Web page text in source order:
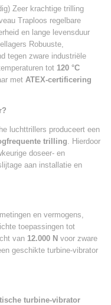
Zeer krachtige trilling
Traploos regelbare
en lange levensduur
Robuuste,
tegen zware industriële
tot 120 °C
met ATEX-certificering
luchttrillers produceert een
trilling. Hierdoor
doseer- en
aan installatie en
en vermogens,
toepassingen tot
van 12.000 N voor zware
geschikte turbine-vibrator
turbine-vibrator